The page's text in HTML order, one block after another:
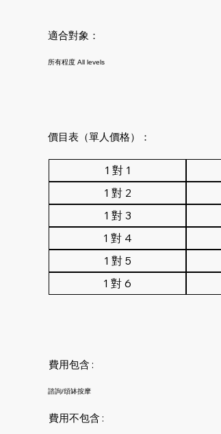
適合對象：
所有程度 All levels
價目表（單人價格）：
費用包含 :
諮詢/頌缽按摩
費用不包含 :